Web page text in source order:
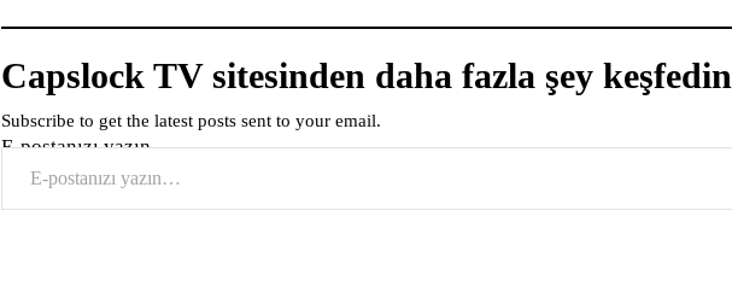
Capslock TV sitesinden daha fazla şey keşfedin
Subscribe to get the latest posts sent to your email.
E-postanızı yazın…